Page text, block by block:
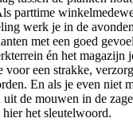
parttime
werk je in de
met een goed
én het magazijn
voor een strakke,
En als je even niet
uit de mouwen in de
het sleutelwoord.